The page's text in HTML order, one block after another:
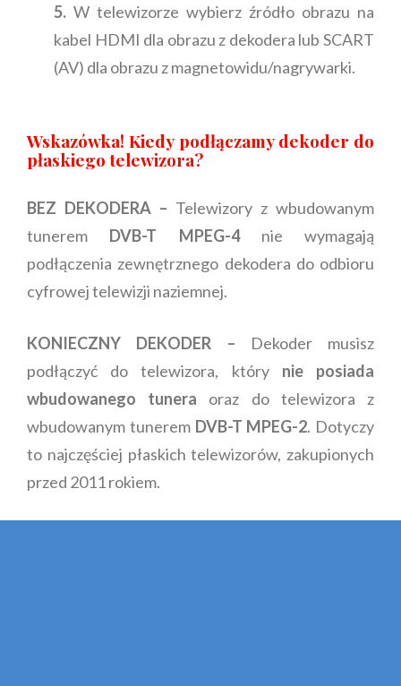
5. W telewizorze wybierz źródło obrazu na
kabel HDMI dla obrazu z dekodera lub SCART
(AV) dla obrazu z magnetowidu/nagrywarki.
Wskazówka! Kiedy podłączamy dekoder do
płaskiego telewizora?
BEZ DEKODERA – Telewizory z wbudowanym
tunerem DVB-T MPEG-4nie wymagają
podłączenia zewnętrznego dekodera do odbioru
cyfrowej telewizji naziemnej.
KONIECZNY DEKODER – Dekoder musisz
podłączyć do telewizora, którynie posiada
wbudowanego tunera oraz do telewizora z
wbudowanym tunerem DVB-T MPEG-2. Dotyczy
to najczęściej płaskich telewizorów, zakupionych
przed 2011 rokiem.